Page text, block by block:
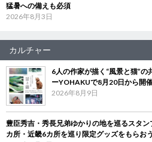
猛暑への備えも必須
2026年8月3日
カルチャー
6人の作家が描く“風景と猫”
ーYOHAKUで8月20日から開
2026年8月9日
豊臣秀吉・秀長兄弟ゆかりの地を巡るスタ
カ所・近畿6カ所を巡り限定グッズをもらおう